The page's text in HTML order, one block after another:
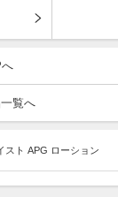
覧へ
スト APG ローション